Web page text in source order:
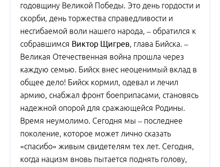
годовщину Великой Победы. Это день гордости и
скорби, день торжества справедливости и
несгибаемой воли нашего народа, – обратился к
собравшимся Виктор Щигрев, глава Бийска. –
Великая Отечественная война прошла через
каждую семью. Бийск внес неоценимый вклад в
общее дело! Бийск кормил, одевал и лечил
армию, снабжал фронт боеприпасами, становясь
надежной опорой для сражающейся Родины.
Время неумолимо. Сегодня мы – последнее
поколение, которое может лично сказать
«спасибо» живым свидетелям тех лет. Сегодня,
когда нацизм вновь пытается поднять голову,